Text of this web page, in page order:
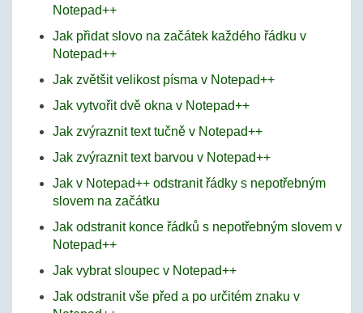
Notepad++
Jak přidat slovo na začátek každého řádku v
Notepad++
Jak zvětšit velikost písma v Notepad++
Jak vytvořit dvě okna v Notepad++
Jak zvýraznit text tučně v Notepad++
Jak zvýraznit text barvou v Notepad++
Jak v Notepad++ odstranit řádky s nepotřebným
slovem na začátku
Jak odstranit konce řádků s nepotřebným slovem v
Notepad++
Jak vybrat sloupec v Notepad++
Jak odstranit vše před a po určitém znaku v